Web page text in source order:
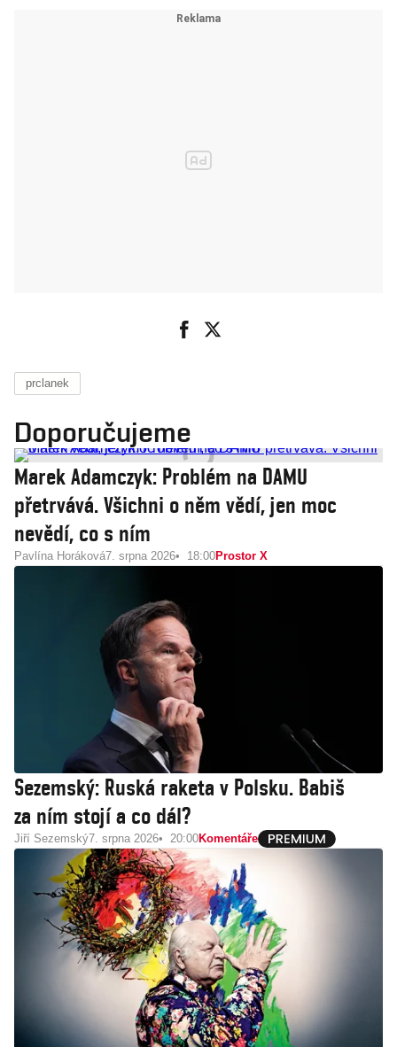
prclanek
Doporučujeme
Marek Adamczyk: Problém na DAMU
přetrvává. Všichni o něm vědí, jen moc
nevědí, co s ním
Pavlína Horáková7. srpna 2026 18:00Prostor X
Sezemský: Ruská raketa v Polsku. Babiš
za ním stojí a co dál?
Jiří Sezemský7. srpna 2026 20:00Komentáře